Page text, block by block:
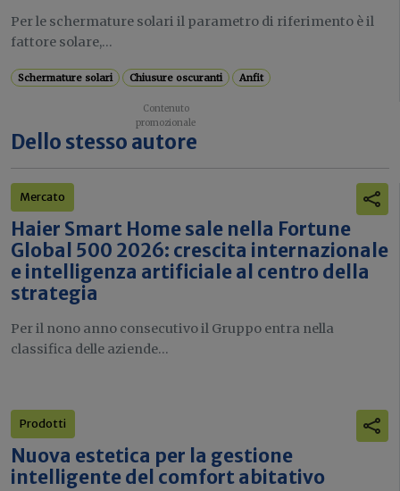
Per le schermature solari il parametro di riferimento è il
fattore solare,...
Schermature solari Chiusure oscuranti Anfit
Dello stesso autore
Mercato
Haier Smart Home sale nella Fortune
Global 500 2026: crescita internazionale
e intelligenza artificiale al centro della
strategia
Per il nono anno consecutivo il Gruppo entra nella
classifica delle aziende...
Prodotti
Nuova estetica per la gestione
intelligente del comfort abitativo